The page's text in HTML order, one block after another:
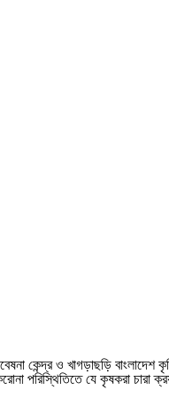
ও খাগড়াছড়ি বাংলাদেশ
পরিস্থিতিতে যে কৃষকরা চারা